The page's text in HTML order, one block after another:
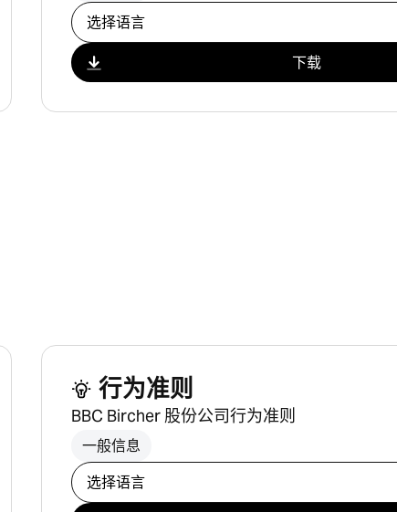
选择下载
下载
行为准则
BBC Bircher 股份公司行为准则
一般信息
选择下载